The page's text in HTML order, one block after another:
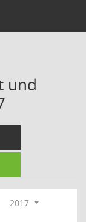
und
2017